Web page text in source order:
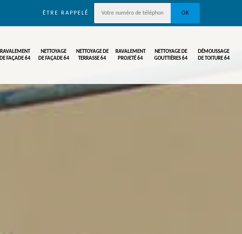
ÊTRE RAPPELÉ
RAVALEMENT
DE FAÇADE 64
NETTOYAGE
DE FAÇADE 64
NETTOYAGE DE
TERRASSE 64
RAVALEMENT
PROJETÉ 64
NETTOYAGE DE
GOUTTIÈRES 64
DÉMOUSSAGE
DE TOITURE 64